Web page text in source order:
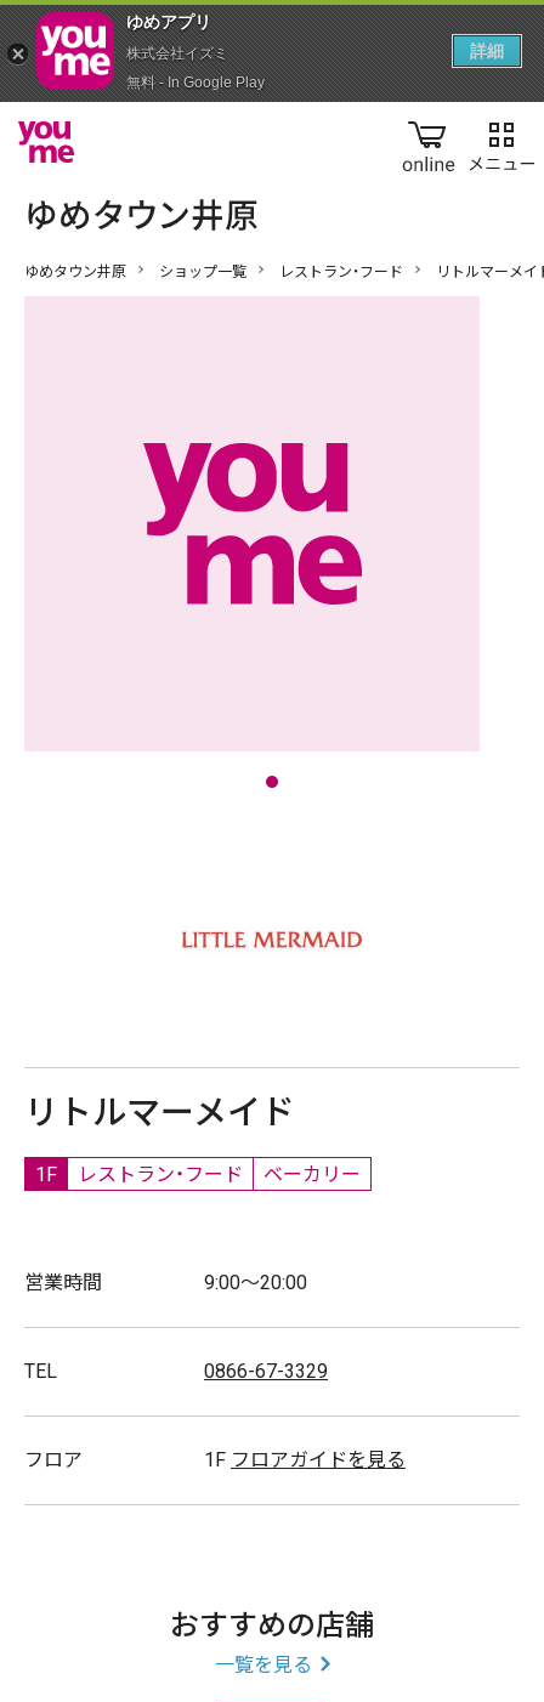
online
ゆめタウン井原 ショップ一覧 レストラン・フード リトルマーメイ
リトルマーメイド
1F レストラン・フード ベーカリー
営業時間 9:00～20:00
TEL 0866-67-3329
フロア 1F フロアガイドを見る
おすすめの店舗
一覧を見る
ゆめアプ‪リ‬
株式会社イズミ
無料 - In Google Play
詳細